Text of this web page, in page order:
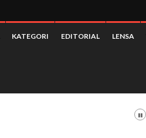
KATEGORI EDITORIAL LENSA